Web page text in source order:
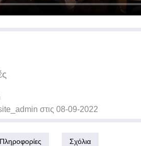
στις 08-09-2022
Πληροφορίες Σχόλια